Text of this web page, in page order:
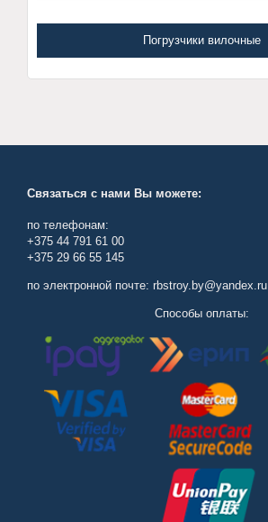
Погрузчики вилочные
Связаться с нами Вы можете:
по телефонам:
+375 44 791 61 00
+375 29 66 55 145
по электронной почте: rbstroy.by@yandex.ru
Способы оплаты: